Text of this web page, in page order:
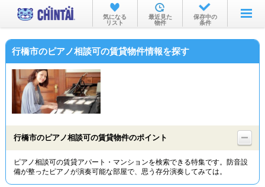
お部屋を探す
沿線・駅から
物件特集から
TOP
気になる
リスト
最近見た
物件
保存中の
条件
行橋市のピアノ相談可の賃貸物件情報を探す
行橋市のピアノ相談可の賃貸物件のポイント
ピアノ相談可の賃貸アパート・マンションを検索できる特集です。防音設
備が整ったピアノが演奏可能な部屋で、思う存分演奏してみては。